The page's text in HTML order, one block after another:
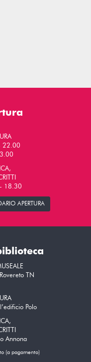
22.00
18.30
APERTURA
TN
Polo
Annona
(a pagamento)